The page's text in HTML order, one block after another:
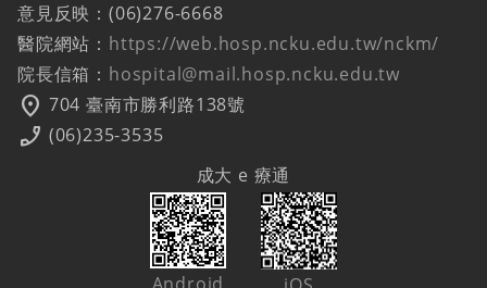
意見反映：(06)276-6668
醫院網站： https://web.hosp.ncku.edu.tw/nckm/
院長信箱： hospital@mail.hosp.ncku.edu.tw
location_on 704 臺南市勝利路138號
phone_enabled (06)235-3535
成大 e 療通